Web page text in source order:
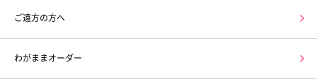
ご遠方の方へ
わがままオーダー